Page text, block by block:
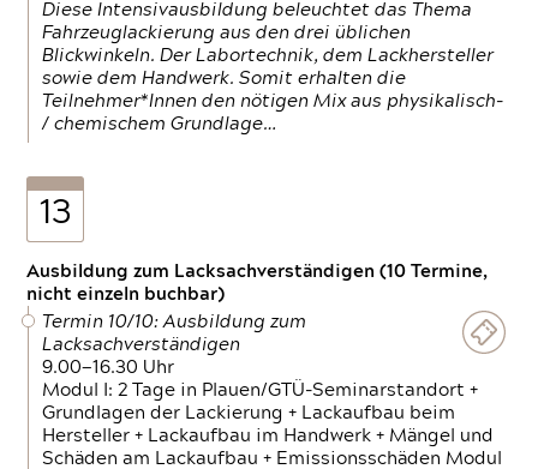
Diese Intensivausbildung beleuchtet das Thema
Fahrzeuglackierung aus den drei üblichen
Blickwinkeln. Der Labortechnik, dem Lackhersteller
sowie dem Handwerk. Somit erhalten die
Teilnehmer*Innen den nötigen Mix aus physikalisch-
/ chemischem Grundlage…
13
Ausbildung zum Lacksachverständigen (10 Termine,
nicht einzeln buchbar)
Termin 10/10: Ausbildung zum
Lacksachverständigen
9.00—16.30 Uhr
Modul I: 2 Tage in Plauen/GTÜ-Seminarstandort +
Grundlagen der Lackierung + Lackaufbau beim
Hersteller + Lackaufbau im Handwerk + Mängel und
Schäden am Lackaufbau + Emissionsschäden Modul